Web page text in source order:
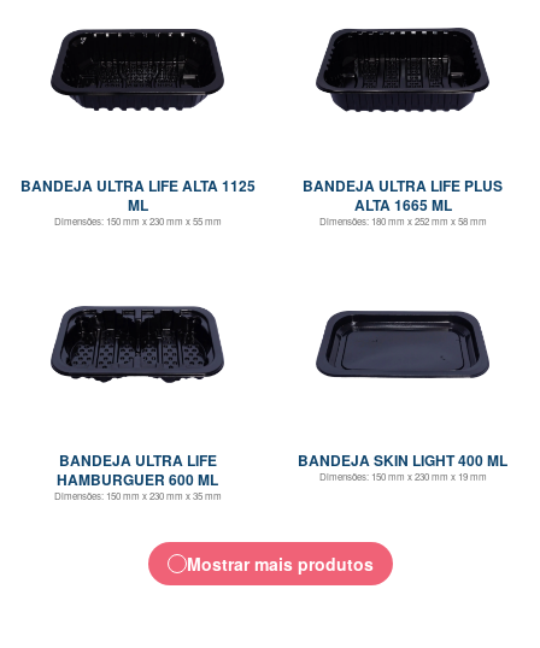
BANDEJA ULTRA LIFE ALTA 1125
ML
Dimensões: 150 mm x 230 mm x 55 mm
BANDEJA ULTRA LIFE PLUS
ALTA 1665 ML
Dimensões: 180 mm x 252 mm x 58 mm
BANDEJA ULTRA LIFE
HAMBURGUER 600 ML
Dimensões: 150 mm x 230 mm x 35 mm
BANDEJA SKIN LIGHT 400 ML
Dimensões: 150 mm x 230 mm x 19 mm
Mostrar mais produtos